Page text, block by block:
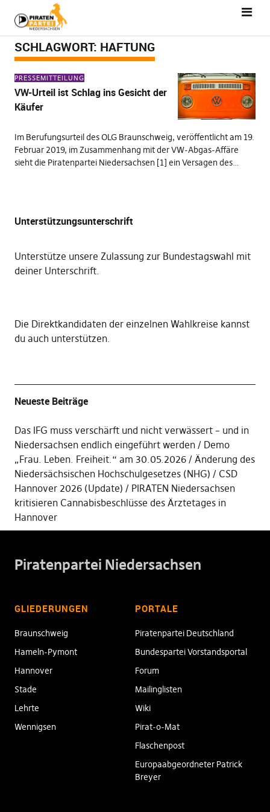
SCHLAGWORT: HAFTUNG
PRESSEMITTEILUNG
VW-Urteil ist Schlag ins Gesicht der
Käufer
Im Berufungsurteil des OLG Braunschweig, veröffentlicht am 19.
Februar 2019, im Zusammenhang mit der VW-Abgas-Affäre
sieht die Piratenpartei Niedersachsen [1] ein Versagen des…
Unterstützungsunterschrift
Unterstütze unsere Zulassung zur Bundestagswahl mit
deiner Unterschrift.
Die Direktkandidaten der einzelnen Wahlkreise kannst
du auch unterstützen.
Neueste Beiträge
Das IFG muss verschärft und nicht verwässert – und in
Niedersachsen endlich eingeführt werden
Demo
„Frau. Leben. Freiheit.“ am 30.05.2026
Änderung des
Niedersächsischen Hochschulgesetzes (NHG)
CSD
Hannover 2026 (Update)
PIRATEN Niedersachsen
kritisieren Cannabisbeschlüsse des Ärztetages in
Hannover
Piratenpartei Niedersachsen
GLIEDERUNGEN
Braunschweig
Hameln-Pymont
Hannover
Stade
Lehrte
Wennigsen
PORTALE
Piratenpartei Deutschland
Bundespartei Vorstandsportal
Forum
Mailinglisten
Wiki
Pirat-o-Mat
Flaschenpost
Europaabgeordneter Patrick
Breyer